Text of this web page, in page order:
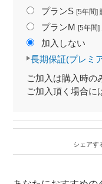
プランS [5年間]
プランM [5年間]
加入しない
長期保証(プレミ
ご加入は購入時の
ご加入頂く場合に
シェアす